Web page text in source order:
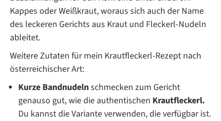
Kappes oder Weißkraut, woraus sich auch der Name
des leckeren Gerichts aus Kraut und Fleckerl-Nudeln
ableitet.
Weitere Zutaten für mein Krautfleckerl-Rezept nach
österreichischer Art:
Kurze Bandnudelnschmecken zum Gericht
genauso gut, wie die authentischen Krautfleckerl.
Du kannst die Variante verwenden, die verfügbar ist.